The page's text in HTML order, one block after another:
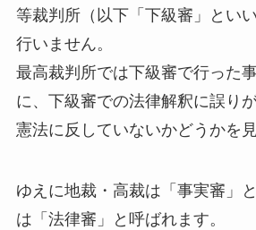
等裁判所（以下「下級審」とい
行いません。
最高裁判所では下級審で行った
に、下級審での法律解釈に誤り
憲法に反していないかどうかを見
ゆえに地裁・高裁は「事実審」
は「法律審」と呼ばれます。